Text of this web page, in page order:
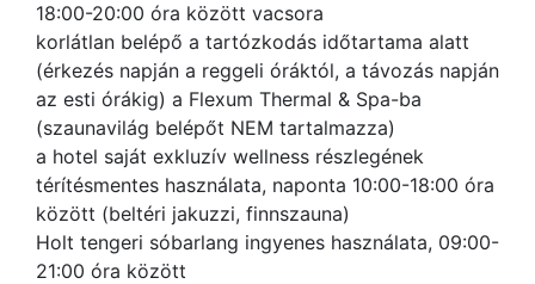
18:00-20:00 óra között vacsora
korlátlan belépő a tartózkodás időtartama alatt
(érkezés napján a reggeli óráktól, a távozás napján
az esti órákig) a Flexum Thermal & Spa-ba
(szaunavilág belépőt NEM tartalmazza)
a hotel saját exkluzív wellness részlegének
térítésmentes használata, naponta 10:00-18:00 óra
között (beltéri jakuzzi, finnszauna)
Holt tengeri sóbarlang ingyenes használata, 09:00-
21:00 óra között